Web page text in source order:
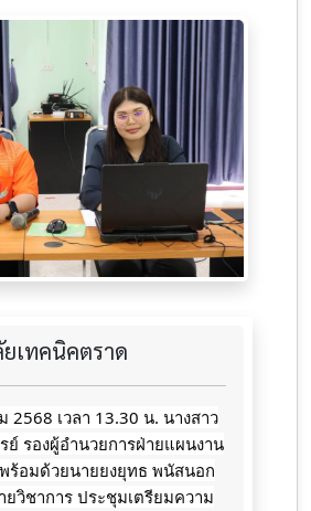
ยเทคนิคตราด
เวลา 13.30 น. นางสาว
ย์ รองผู้อำนวยการฝ่ายแผนงาน
ร้อมด้วยนายยงยุทธ พนัสนอก
ยวิชาการ ประชุมเตรียมความ